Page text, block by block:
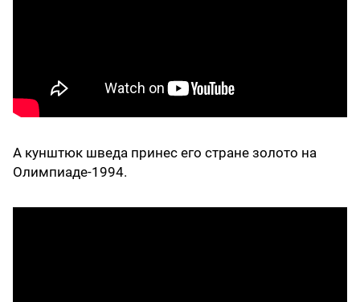
А кунштюк шведа принес его стране золото на
Олимпиаде-1994.